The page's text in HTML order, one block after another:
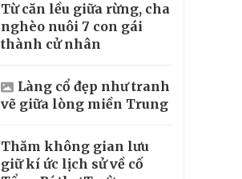
Từ căn lều giữa rừng, cha
nghèo nuôi 7 con gái
thành cử nhân
Làng cổ đẹp như tranh
vẽ giữa lòng miền Trung
Thăm không gian lưu
giữ kí ức lịch sử về cố